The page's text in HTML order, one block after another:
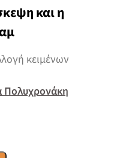
και η
κειμένων
Πολυχρονάκη